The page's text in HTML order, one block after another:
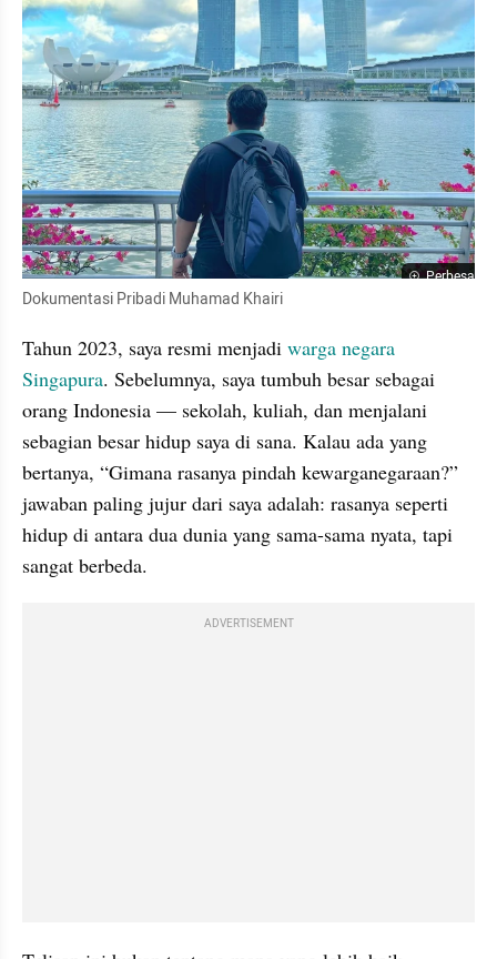
Perbesar
Dokumentasi Pribadi Muhamad Khairi
Tahun 2023, saya resmi menjadi warga negara
Singapura. Sebelumnya, saya tumbuh besar sebagai
orang Indonesia — sekolah, kuliah, dan menjalani
sebagian besar hidup saya di sana. Kalau ada yang
bertanya, “Gimana rasanya pindah kewarganegaraan?”
jawaban paling jujur dari saya adalah: rasanya seperti
hidup di antara dua dunia yang sama-sama nyata, tapi
sangat berbeda.
ADVERTISEMENT